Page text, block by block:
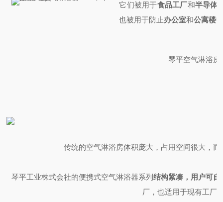
它们被用于食品工厂和半导体
也被用于防止办公室和公寓楼
琴平空气淋浴房
传统的空气淋浴房体积庞大，占用空间很大，
琴平工业株式会社的便携式空气淋浴器系列结构紧凑，用户可自
厂，也适用于现有工厂